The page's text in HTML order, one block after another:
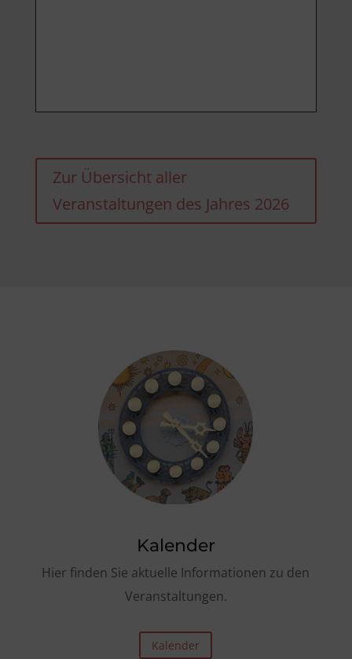
Zur Übersicht aller
Veranstaltungen des Jahres 2026
Kalender
Hier finden Sie aktuelle Informationen zu den
Veranstaltungen.
Kalender